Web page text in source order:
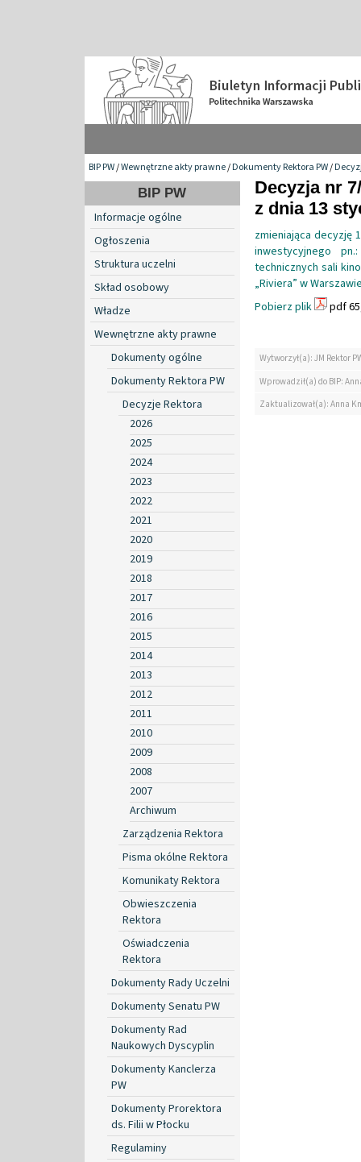
BIP PW/Wewnętrzne akty prawne/Dokumenty Rektora PW/
BIP PW
Informacje ogólne
Ogłoszenia
Struktura uczelni
Skład osobowy
Władze
Wewnętrzne akty prawne
Dokumenty ogólne
Dokumenty Rektora PW
Decyzje Rektora
2026
2025
2024
2023
2022
2021
2020
2019
2018
2017
2016
2015
2014
2013
2012
2011
2010
2009
2008
2007
Archiwum
Zarządzenia Rektora
Pisma okólne Rektora
Komunikaty Rektora
Obwieszczenia
Rektora
Oświadczenia
Rektora
Dokumenty Rady Uczelni
Dokumenty Senatu PW
Dokumenty Rad
Naukowych Dyscyplin
Dokumenty Kanclerza
PW
Dokumenty Prorektora
ds. Filii w Płocku
Regulaminy
Decyzja nr
z dnia 13
zmieniająca decyzję
inwestycyjnego
technicznych sali
„Riviera” w
Pobierz plik
pdf
Wytworzył(a): JM Rektor
Wprowadził(a) do BIP:
Zaktualizował(a): Anna